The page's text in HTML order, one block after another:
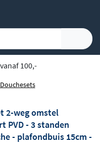
100,-
Douchesets
2-weg omstel
PVD - 3 standen
- plafondbuis 15cm -